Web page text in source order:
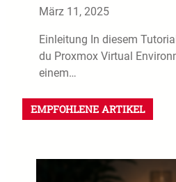
März 11, 2025
Einleitung In diesem
du Proxmox Virtual
einem…
EMPFOHLENE ARTIKEL